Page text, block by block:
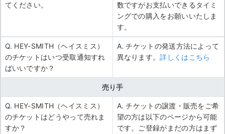
てください。
数ですがお支払いできるタイミ
ングでの購入をお願いいたしま
す。
Q. HEY-SMITH（ヘイスミス）
のチケットはいつ受取通知すれ
ばいいですか？
A. チケットの発送方法によって
異なります。詳しくはこちら
売り手
Q. HEY-SMITH（ヘイスミス）
のチケットはどうやって売れま
すか？
A. チケットの譲渡・販売をご希
望の方は以下のページから可能
です。ご登録がまだの方はまず